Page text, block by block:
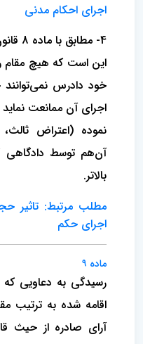
اجرای احکام مدنی
4-
این است که هیچ مقام
خود دادرس نمی‌توانند
اجرای آن ممانعت
نموده (اعتراض
آن‌هم توسط دادگاهی
بالاتر.
مطلب مرتبط: تاثیر
اجرای حکم
ماده ۹
رسیدگی به دعاویی که
اقامه شده به ترتیب
آرای صادره از حیث